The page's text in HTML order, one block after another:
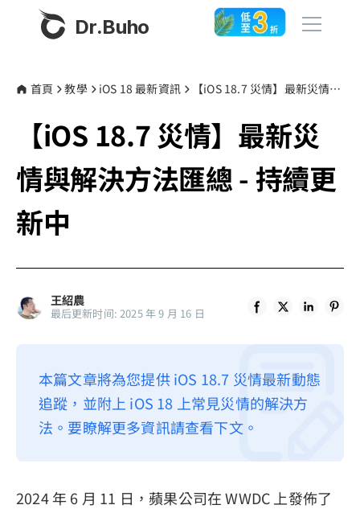
Dr.Buho
產品
BuhoCleaner
BuhoUnlocker
BuhoRepair
BuhoLaunchpad
商店
部落格
隱私權政策
服務條款
首頁 教學 iOS 18 最新資訊 【iOS 18.7 災情】最新災情與解決方法匯總 - 持續更新中
【iOS 18.7 災情】最新災
情與解決方法匯總 - 持續更
新中
王紹農
最后更新时间: 2025 年 9 月 16 日
本篇文章將為您提供 iOS 18.7 災情最新動態
追蹤，並附上 iOS 18 上常見災情的解決方
法。要瞭解更多資訊請查看下文。
2024 年 6 月 11 日，蘋果公司在 WWDC 上發佈了